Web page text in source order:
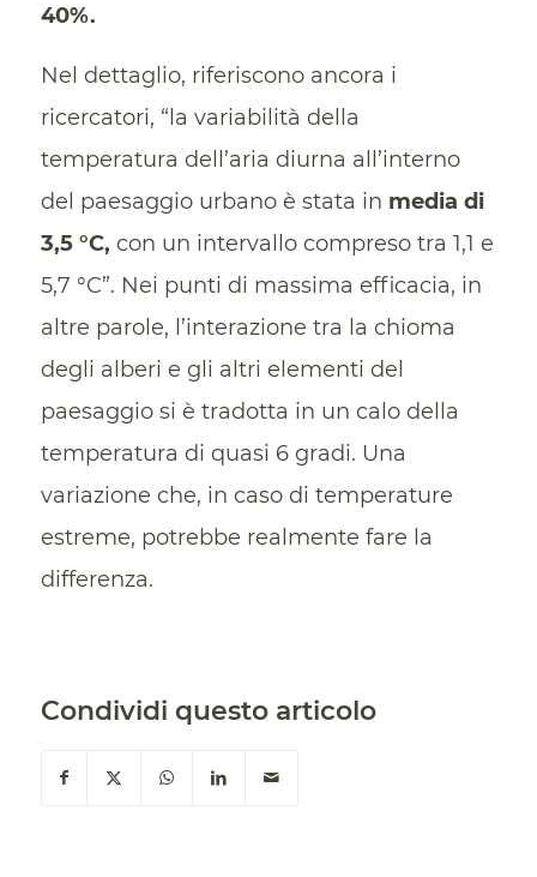
40%.
Nel dettaglio, riferiscono ancora i
ricercatori, “la variabilità della
temperatura dell’aria diurna all’interno
del paesaggio urbano è stata in media di
3,5 °C, con un intervallo compreso tra 1,1 e
5,7 °C”. Nei punti di massima efficacia, in
altre parole, l’interazione tra la chioma
degli alberi e gli altri elementi del
paesaggio si è tradotta in un calo della
temperatura di quasi 6 gradi. Una
variazione che, in caso di temperature
estreme, potrebbe realmente fare la
differenza.
Condividi questo articolo